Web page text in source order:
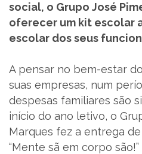
LOJA ONLINE
SUPORTE
MARQUES ACADEMY
PARCEIROS
NOTÍCIAS
social, o Grupo José
oferecer um kit escolar
escolar dos seus
A pensar no bem-estar
suas empresas, num
despesas familiares são
início do ano letivo, o
Marques fez a entrega
“Mente sã em corpo